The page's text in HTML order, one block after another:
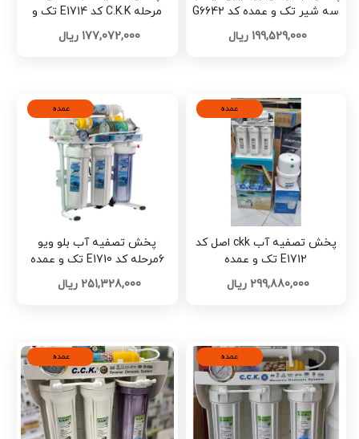
سه شیر تک و عمده کد G6642
199,529,000 ریال
مرحله C.K.K کد E1714 تک و
عمده
177,072,000 ریال
عمده
پخش تصفیه آب ckk اصل کد
E1712 تک و عمده
299,880,000 ریال
عمده
پخش تصفیه آب بلو ویو
6مرحله کد E1710 تک و عمده
251,328,000 ریال
عمده عمده